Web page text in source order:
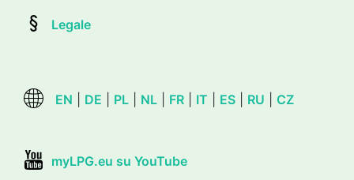
Legale
EN DE PL NL FR IT ES RU CZ
myLPG.eu su YouTube